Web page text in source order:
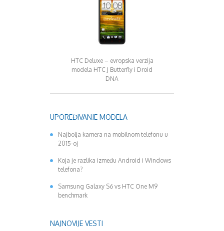
HTC Deluxe – evropska verzija
modela HTC J Butterfly i Droid
DNA
UPOREĐIVANJE MODELA
Najbolja kamera na mobilnom telefonu u
2015-oj
Koja je razlika između Android i Windows
telefona?
Samsung Galaxy S6 vs HTC One M9
benchmark
NAJNOVIJE VESTI